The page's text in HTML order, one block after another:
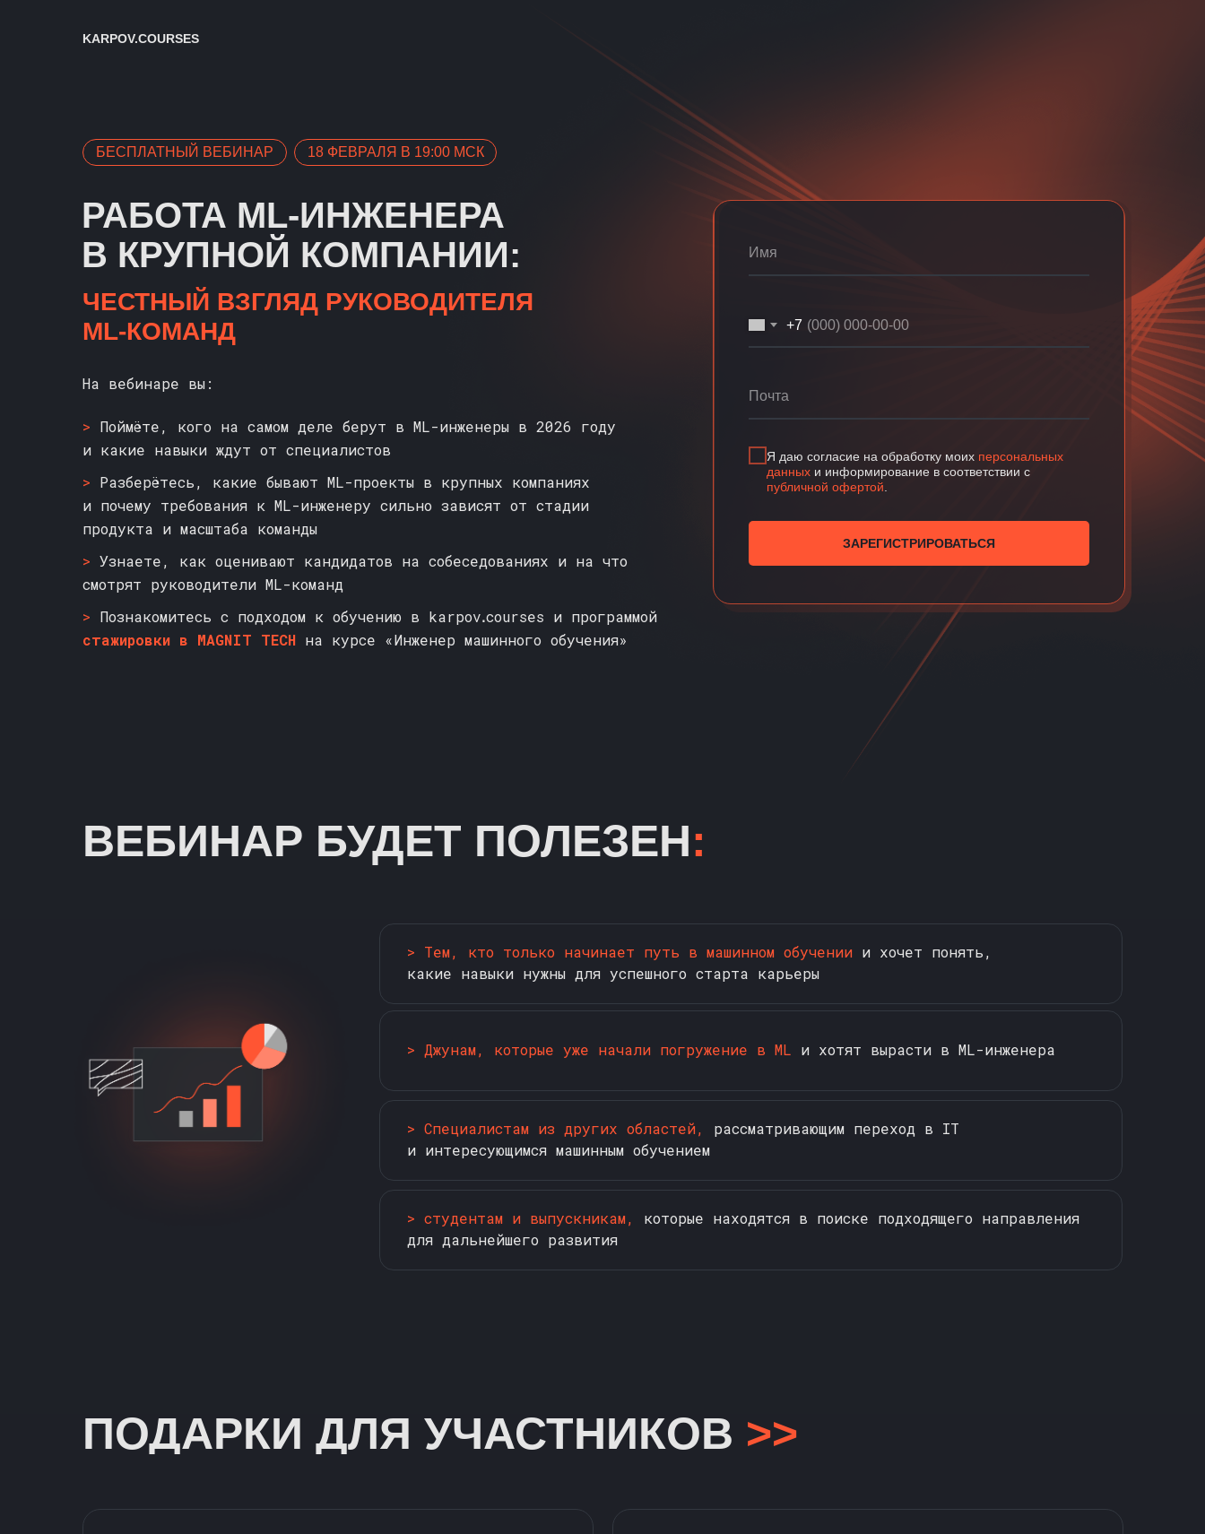
KARPOV.COURSES
+7
Я даю согласие на обработку моих персональных
данных и информирование в соответствии с
публичной офертой.
ЗАРЕГИСТРИРОВАТЬСЯ
РАБОТА ML-ИНЖЕНЕРА
В КРУПНОЙ КОМПАНИИ:
> Поймёте, кого на самом деле берут в ML-инженеры в 2026 году
и какие навыки ждут от специалистов
БЕСПЛАТНЫЙ ВЕБИНАР 18 ФЕВРАЛЯ В 19:00 МСК
> Разберётесь, какие бывают ML-проекты в крупных компаниях
и почему требования к ML-инженеру сильно зависят от стадии
продукта и масштаба команды
> Узнаете, как оценивают кандидатов на собеседованиях и на что
смотрят руководители ML-команд
ЧЕСТНЫЙ ВЗГЛЯД РУКОВОДИТЕЛЯ
ML-КОМАНД
На вебинаре вы:
> Познакомитесь с подходом к обучению в karpovꓸcourses и программой
стажировки в MAGNIT TECH на курсе «Инженер машинного обучения»
ВЕБИНАР БУДЕТ ПОЛЕЗЕН:
> Тем, кто только начинает путь в машинном обучении и хочет понять,
какие навыки нужны для успешного старта карьеры
> Джунам, которые уже начали погружение в ML и хотят вырасти в ML-инженера
> студентам и выпускникам,
которые находятся в поиске подходящего направления
для дальнейшего развития
> Специалистам из других областей,
рассматривающим переход в IT
и интересующимся машинным обучением
ПОДАРКИ ДЛЯ УЧАСТНИКОВ >>